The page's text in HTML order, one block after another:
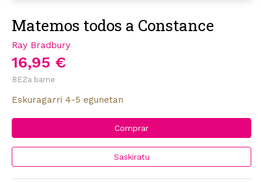
Matemos todos a Constance
Ray Bradbury
16,95 €
BEZa barne
Eskuragarri 4-5 egunetan
Comprar
Saskiratu